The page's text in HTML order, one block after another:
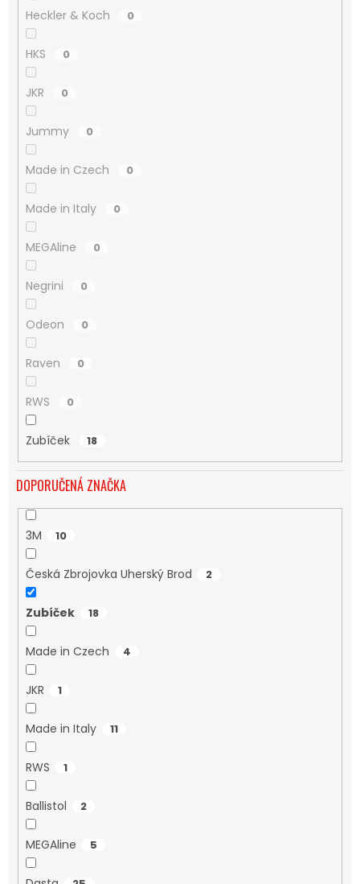
Heckler & Koch 0
HKS 0
JKR 0
Jummy 0
Made in Czech 0
Made in Italy 0
MEGAline 0
Negrini 0
Odeon 0
Raven 0
RWS 0
Zubíček 18
DOPORUČENÁ ZNAČKA
3M 10
Česká Zbrojovka Uherský Brod 2
Zubíček 18
Made in Czech 4
JKR 1
Made in Italy 11
RWS 1
Ballistol 2
MEGAline 5